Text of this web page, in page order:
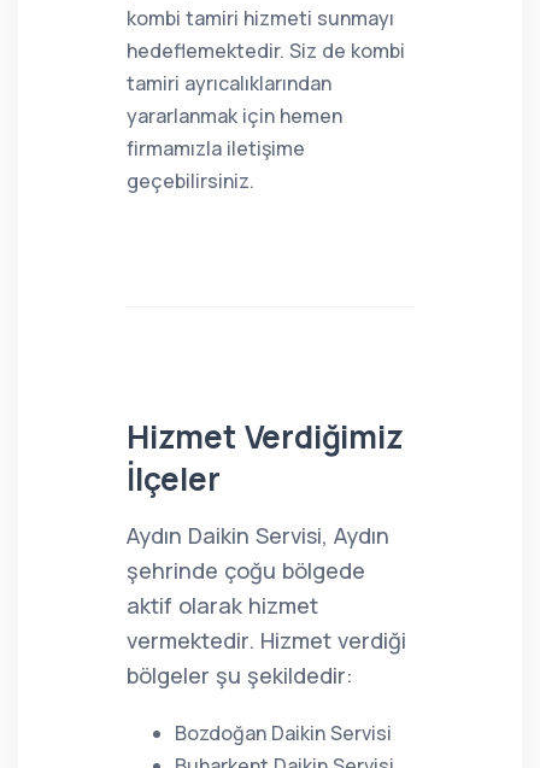
kombi tamiri hizmeti sunmayı
hedeflemektedir. Siz de kombi
tamiri ayrıcalıklarından
yararlanmak için hemen
firmamızla iletişime
geçebilirsiniz.
Hizmet Verdiğimiz
İlçeler
Aydın Daikin Servisi, Aydın
şehrinde çoğu bölgede
aktif olarak hizmet
vermektedir. Hizmet verdiği
bölgeler şu şekildedir:
Bozdoğan Daikin Servisi